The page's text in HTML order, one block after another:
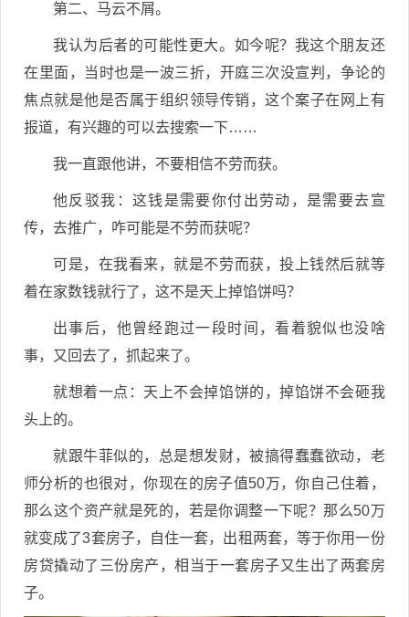
第二、马云不屑。
我认为后者的可能性更大。如今呢？我这个朋友还
在里面，当时也是一波三折，开庭三次没宣判，争论的
焦点就是他是否属于组织领导传销，这个案子在网上有
报道，有兴趣的可以去搜索一下……
我一直跟他讲，不要相信不劳而获。
他反驳我：这钱是需要你付出劳动，是需要去宣
传，去推广，咋可能是不劳而获呢？
可是，在我看来，就是不劳而获，投上钱然后就等
着在家数钱就行了，这不是天上掉馅饼吗？
出事后，他曾经跑过一段时间，看着貌似也没啥
事，又回去了，抓起来了。
就想着一点：天上不会掉馅饼的，掉馅饼不会砸我
头上的。
就跟牛菲似的，总是想发财，被搞得蠢蠢欲动，老
师分析的也很对，你现在的房子值50万，你自己住着，
那么这个资产就是死的，若是你调整一下呢？那么50万
就变成了3套房子，自住一套，出租两套，等于你用一份
房贷撬动了三份房产，相当于一套房子又生出了两套房
子。